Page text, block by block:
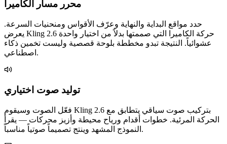
محرر مسار الكاميرا
حدد مواقع البداية والنهاية وعرّف الأقواس ومنحنيات السرعة.
يعرض Kling 2.6 حركة الكاميرا التي صممتها بدلاً من اختيار واحدة
عشوائياً. النتيجة تبدو مخططة بلوحة قصصية وليست تخمين ذكاء
اصطناعي.
توليد صوت اختياري
فعّل الصوت وسيقوم Kling 2.6 بتركيب صوت سياقي يتطابق مع
الحركة المرئية. خطوات أقدام ورياح محيطة وأزيز محركات — يقرأ
النموذج المشهد وينتج تصميماً صوتياً مناسباً.